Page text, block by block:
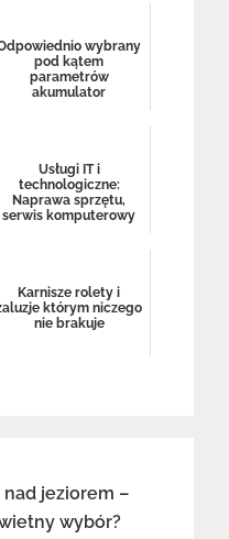
wybrany
pod kątem
parametrów
akumulator
Usługi IT i
technologiczne:
Naprawa sprzętu,
serwis komputerowy
Karnisze rolety i
którym niczego
nie brakuje
jeziorem –
wybór?